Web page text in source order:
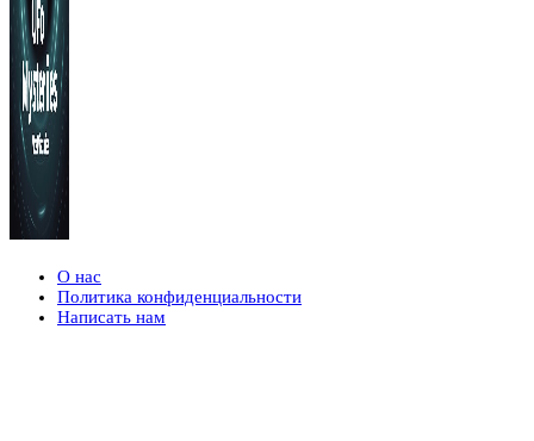
О нас
Политика конфиденциальности
Написать нам